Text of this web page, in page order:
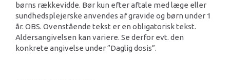
børns rækkevidde. Bør kun efter aftale med læge eller
sundhedsplejerske anvendes af gravide og børn under 1
år. OBS. Ovenstående tekst er en obligatorisk tekst.
Aldersangivelsen kan variere. Se derfor evt. den
konkrete angivelse under ”Daglig dosis”.